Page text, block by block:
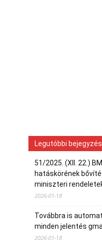
Legutóbbi
51/2025. (XII. 22.)
hatáskörének
miniszteri
2026-01-18
Továbbra is
minden jelentés
2026-01-18